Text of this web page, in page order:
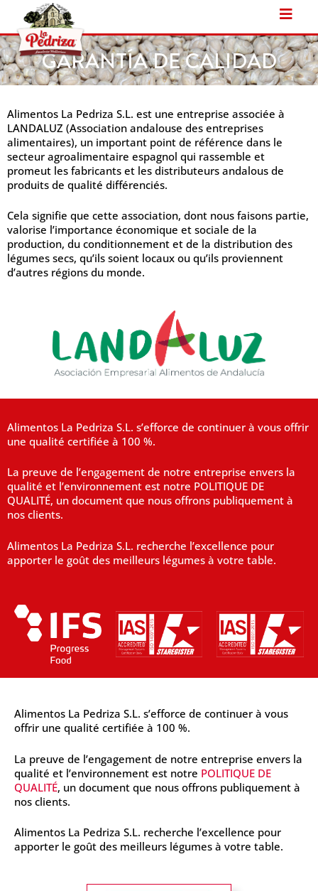
contenido
GARANTÍA DE CALIDAD
Alimentos La Pedriza S.L. est une entreprise associée à
LANDALUZ (Association andalouse des entreprises
alimentaires), un important point de référence dans le
secteur agroalimentaire espagnol qui rassemble et
promeut les fabricants et les distributeurs andalous de
produits de qualité différenciés.
Cela signifie que cette association, dont nous faisons partie,
valorise l’importance économique et sociale de la
production, du conditionnement et de la distribution des
légumes secs, qu’ils soient locaux ou qu’ils proviennent
d’autres régions du monde.
Alimentos La Pedriza S.L. s’efforce de continuer à vous offrir
une qualité certifiée à 100 %.
La preuve de l’engagement de notre entreprise envers la
qualité et l’environnement est notre POLITIQUE DE
QUALITÉ, un document que nous offrons publiquement à
nos clients.
Alimentos La Pedriza S.L. recherche l’excellence pour
apporter le goût des meilleurs légumes à votre table.
Alimentos La Pedriza S.L. s’efforce de continuer à vous
offrir une qualité certifiée à 100 %.
La preuve de l’engagement de notre entreprise envers la
qualité et l’environnement est notre POLITIQUE DE
QUALITÉ, un document que nous offrons publiquement à
nos clients.
Alimentos La Pedriza S.L. recherche l’excellence pour
apporter le goût des meilleurs légumes à votre table.